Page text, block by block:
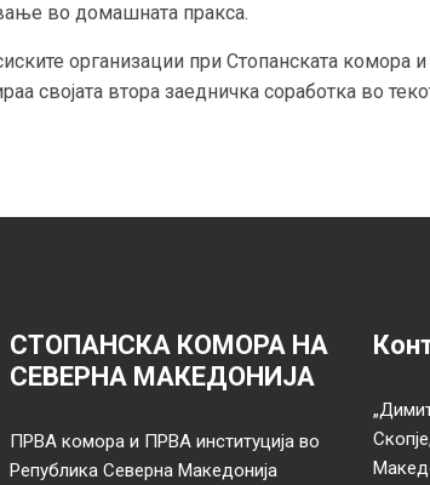
во домашната пракса.
организации при Стопанската комора
својата втора заедничка соработка во
СТОПАНСКА КОМОРА НА
СЕВЕРНА МАКЕДОНИЈА
ПРВА комора и ПРВА институција во
Република Северна Македонија